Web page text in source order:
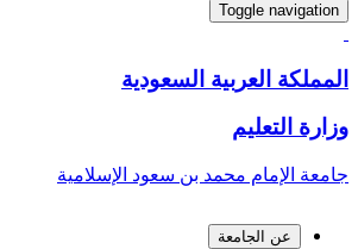
Toggle navigation
المملكة العربية السعودية
وزارة التعليم
جامعة الإمام محمد بن سعود الإسلامية
عن الجامعة